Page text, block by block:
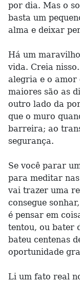
por dia. Mas o
basta um
alma e deixar
Há um
vida. Creia
alegria e o amor
maiores são as
outro lado da
que o muro
barreira; ao
segurança.
Se você parar
para meditar
vai trazer uma
consegue
é pensar em
tentou, ou bater
bateu centenas
oportunidade
Li um fato real